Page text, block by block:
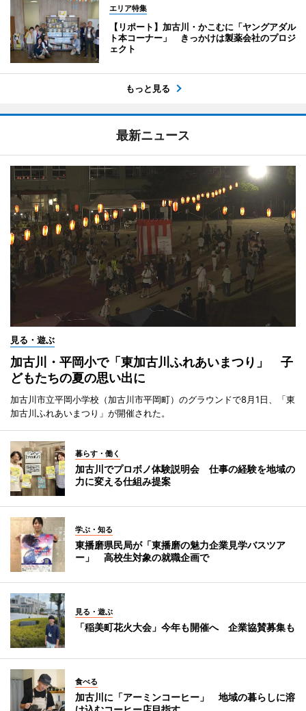
エリア特集
【リポート】加古川・かこむに「ヤングアダル
ト本コーナー」 きっかけは製薬会社のプロジ
ェクト
もっと見る
最新ニュース
見る・遊ぶ
加古川・平岡小で「東加古川ふれあいまつり」 子
どもたちの夏の思い出に
加古川市立平岡小学校（加古川市平岡町）のグラウンドで8月1日、「東
加古川ふれあいまつり」が開催された。
暮らす・働く
加古川でプロボノ体験説明会 仕事の経験を地域の
力に変える仕組み提案
学ぶ・知る
東播磨県民局が「東播磨の魅力企業見学バスツア
ー」 高校生対象の就職企画で
見る・遊ぶ
「稲美町花火大会」今年も開催へ 企業協賛募集も
食べる
加古川に「アーミンコーヒー」 地域の暮らしに溶